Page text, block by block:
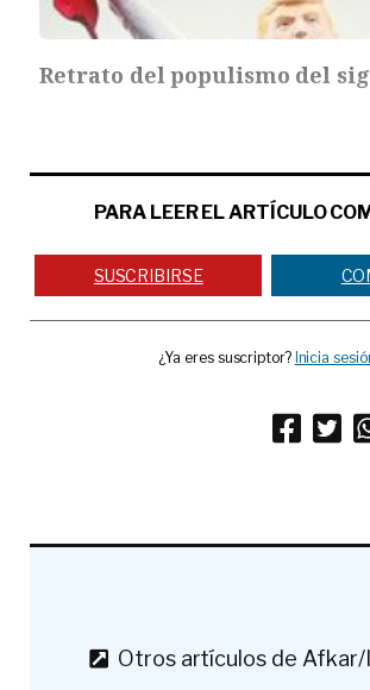
Retrato del populismo del
PARA LEER EL ARTÍCULO
SUSCRIBIRSE
¿Ya eres suscriptor? Inicia
Otros artículos de Afkar/